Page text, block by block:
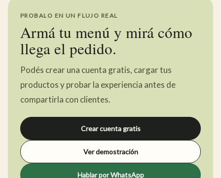
PROBALO EN UN FLUJO REAL
Armá tu menú y mirá cómo
llega el pedido.
Podés crear una cuenta gratis, cargar tus
productos y probar la experiencia antes de
compartirla con clientes.
Crear cuenta gratis
Ver demostración
Hablar por WhatsApp